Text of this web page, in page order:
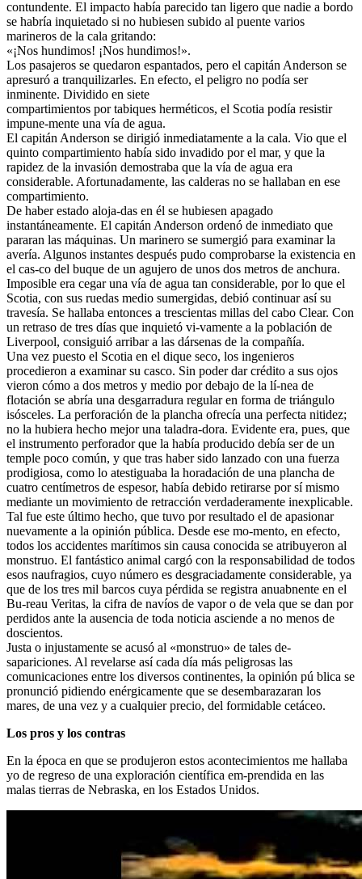
contundente. El impacto había parecido tan ligero que nadie a bordo
se habría inquietado si no hubiesen subido al puente varios
marineros de la cala gritando:
«¡Nos hundimos! ¡Nos hundimos!».
Los pasajeros se quedaron espantados, pero el capitán Anderson se
apresuró a tranquilizarles. En efecto, el peligro no podía ser
inminente. Dividido en siete
compartimientos por tabiques herméticos, el Scotia podía resistir
impune-mente una vía de agua.
El capitán Anderson se dirigió inmediatamente a la cala. Vio que el
quinto compartimiento había sido invadido por el mar, y que la
rapidez de la invasión demostraba que la vía de agua era
considerable. Afortunadamente, las calderas no se hallaban en ese
compartimiento.
De haber estado aloja-das en él se hubiesen apagado
instantáneamente. El capitán Anderson ordenó de inmediato que
pararan las máquinas. Un marinero se sumergió para examinar la
avería. Algunos instantes después pudo comprobarse la existencia en
el cas-co del buque de un agujero de unos dos metros de anchura.
Imposible era cegar una vía de agua tan considerable, por lo que el
Scotia, con sus ruedas medio sumergidas, debió continuar así su
travesía. Se hallaba entonces a trescientas millas del cabo Clear. Con
un retraso de tres días que inquietó vi-vamente a la población de
Liverpool, consiguió arribar a las dársenas de la compañía.
Una vez puesto el Scotia en el dique seco, los ingenieros
procedieron a examinar su casco. Sin poder dar crédito a sus ojos
vieron cómo a dos metros y medio por debajo de la lí-nea de
flotación se abría una desgarradura regular en forma de triángulo
isósceles. La perforación de la plancha ofrecía una perfecta nitidez;
no la hubiera hecho mejor una taladra-dora. Evidente era, pues, que
el instrumento perforador que la había producido debía ser de un
temple poco común, y que tras haber sido lanzado con una fuerza
prodigiosa, como lo atestiguaba la horadación de una plancha de
cuatro centímetros de espesor, había debido retirarse por sí mismo
mediante un movimiento de retracción verdaderamente inexplicable.
Tal fue este último hecho, que tuvo por resultado el de apasionar
nuevamente a la opinión pública. Desde ese mo-mento, en efecto,
todos los accidentes marítimos sin causa conocida se atribuyeron al
monstruo. El fantástico animal cargó con la responsabilidad de todos
esos naufragios, cuyo número es desgraciadamente considerable, ya
que de los tres mil barcos cuya pérdida se registra anuabnente en el
Bu-reau Veritas, la cifra de navíos de vapor o de vela que se dan por
perdidos ante la ausencia de toda noticia asciende a no menos de
doscientos.
Justa o injustamente se acusó al «monstruo» de tales de-
sapariciones. Al revelarse así cada día más peligrosas las
comunicaciones entre los diversos continentes, la opinión pú blica se
pronunció pidiendo enérgicamente que se desembarazaran los
mares, de una vez y a cualquier precio, del formidable cetáceo.
Los pros y los contras
En la época en que se produjeron estos acontecimientos me hallaba
yo de regreso de una exploración científica em-prendida en las
malas tierras de Nebraska, en los Estados Unidos.